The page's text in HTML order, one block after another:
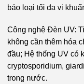
bảo loại tối đa vi
Công nghệ Đèn UV:
không cần thêm hóa
đầu; Hệ thống UV có
cryptosporidium,
trong nước.